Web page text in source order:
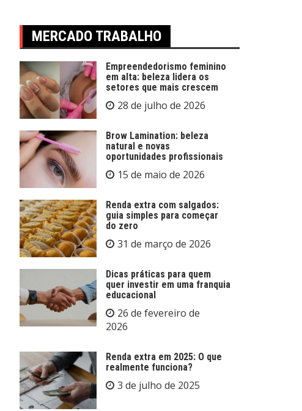
MERCADO TRABALHO
Empreendedorismo feminino
em alta: beleza lidera os
setores que mais crescem
28 de julho de 2026
Brow Lamination: beleza
natural e novas
oportunidades profissionais
15 de maio de 2026
Renda extra com salgados:
guia simples para começar
do zero
31 de março de 2026
Dicas práticas para quem
quer investir em uma franquia
educacional
26 de fevereiro de
2026
Renda extra em 2025: O que
realmente funciona?
3 de julho de 2025